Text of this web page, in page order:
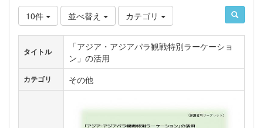
10件 並べ替え カテゴリ
タイトル
「アジア・アジアパラ観戦特別ラーケーショ
ン」の活用
カテゴリ その他